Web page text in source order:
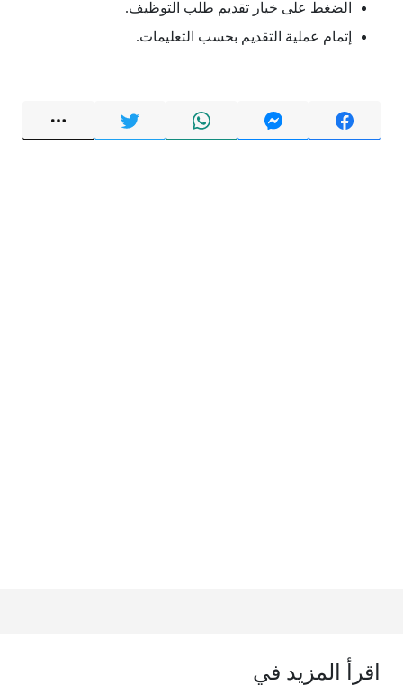
الضغط على خيار تقديم طلب التوظيف.
إتمام عملية التقديم بحسب التعليمات.
اقرأ المزيد في